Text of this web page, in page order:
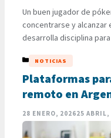
Un buen jugador de
concentrarse y alcanzar
desarrolla disciplina
También, aprovecha las
asegurarse las entradas
jugadores …
LEER MÁS
CATEGORÍAS
NOTICIAS
Plataformas
remoto en
reconocimiento
28 ENERO, 202625 ABRIL,